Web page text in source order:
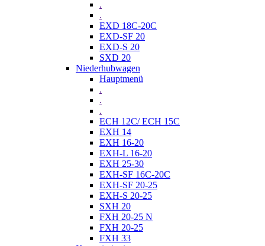
.
.
EXD 18C-20C
EXD-SF 20
EXD-S 20
SXD 20
Niederhubwagen
Hauptmenü
.
.
.
ECH 12C/ ECH 15C
EXH 14
EXH 16-20
EXH-L 16-20
EXH 25-30
EXH-SF 16C-20C
EXH-SF 20-25
EXH-S 20-25
SXH 20
FXH 20-25 N
FXH 20-25
FXH 33